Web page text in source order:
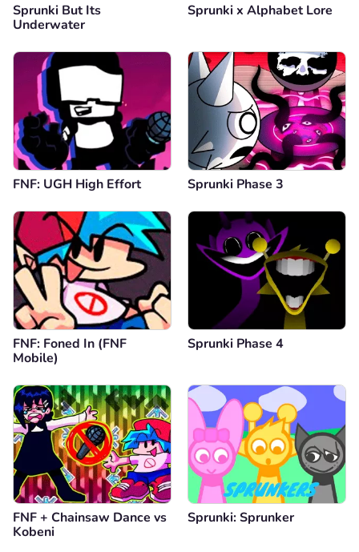
Sprunki But Its
Underwater
Sprunki x Alphabet Lore
FNF: UGH High Effort Sprunki Phase 3
FNF: Foned In (FNF
Mobile)
Sprunki Phase 4
FNF + Chainsaw Dance vs
Kobeni
Sprunki: Sprunker